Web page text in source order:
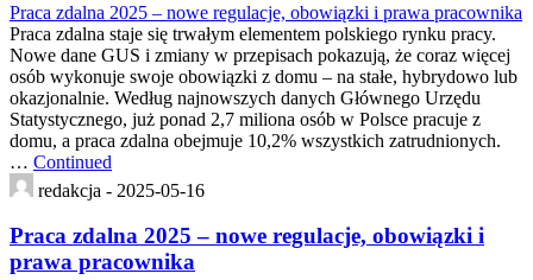
Praca zdalna 2025 – nowe regulacje, obowiązki i prawa pracownika
Praca zdalna staje się trwałym elementem polskiego rynku pracy.
Nowe dane GUS i zmiany w przepisach pokazują, że coraz więcej
osób wykonuje swoje obowiązki z domu – na stałe, hybrydowo lub
okazjonalnie. Według najnowszych danych Głównego Urzędu
Statystycznego, już ponad 2,7 miliona osób w Polsce pracuje z
domu, a praca zdalna obejmuje 10,2% wszystkich zatrudnionych.
… Continued
redakcja - 2025-05-16
Praca zdalna 2025 – nowe regulacje, obowiązki i
prawa pracownika